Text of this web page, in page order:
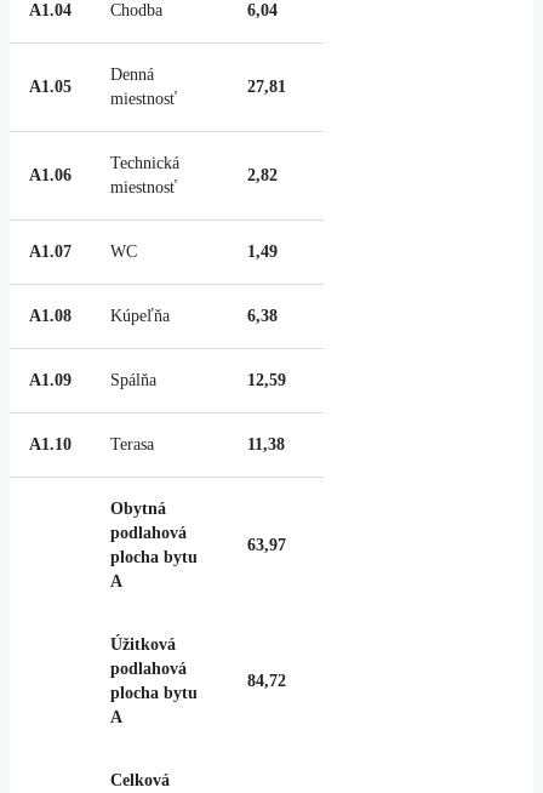
A1.04 Chodba 6,04
A1.05
Denná
miestnosť
27,81
A1.06
Technická
miestnosť
2,82
A1.07 WC 1,49
A1.08 Kúpeľňa 6,38
A1.09 Spálňa 12,59
A1.10 Terasa 11,38
Obytná
podlahová
plocha bytu
A
63,97
Úžitková
podlahová
plocha bytu
A
84,72
Celková